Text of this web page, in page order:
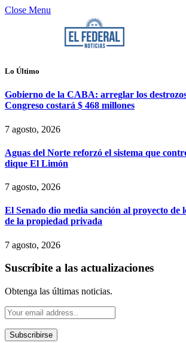
Close Menu
Lo Último
Gobierno de la CABA: arreglar los
Congreso costará $ 468 millones
7 agosto, 2026
Aguas del Norte reforzó el sistema que
dique El Limón
7 agosto, 2026
El Senado dio media sanción al proyecto de
de la propiedad privada
7 agosto, 2026
Suscríbite a las actualizaciones
Obtenga las últimas noticias.